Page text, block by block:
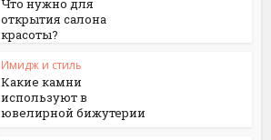
Что нужно для
открытия салона
красоты?
Имидж и стиль
Какие камни
используют в
ювелирной бижутерии